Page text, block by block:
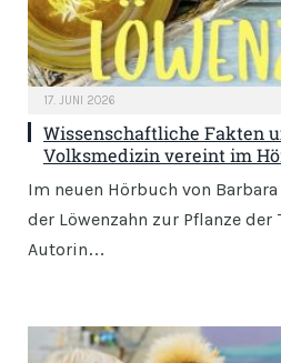
17. JUNI 2026
Wissenschaftliche Fakten
Volksmedizin vereint im
Im neuen Hörbuch von
der Löwenzahn zur Pflanze
Autorin…